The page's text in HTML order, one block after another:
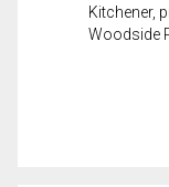
Kitchener,
Woodside